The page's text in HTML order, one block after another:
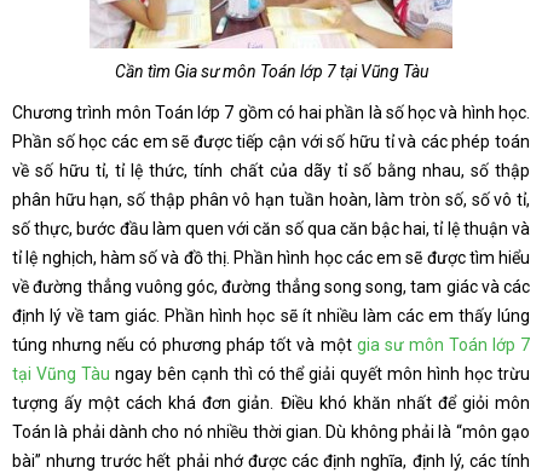
Cần tìm Gia sư môn Toán lớp 7 tại Vũng Tàu
Chương trình môn Toán lớp 7 gồm có hai phần là số học và hình học.
Phần số học các em sẽ được tiếp cận với số hữu tỉ và các phép toán
về số hữu tỉ, tỉ lệ thức, tính chất của dãy tỉ số bằng nhau, số thập
phân hữu hạn, số thập phân vô hạn tuần hoàn, làm tròn số, số vô tỉ,
số thực, bước đầu làm quen với căn số qua căn bậc hai, tỉ lệ thuận và
tỉ lệ nghịch, hàm số và đồ thị. Phần hình học các em sẽ được tìm hiểu
về đường thẳng vuông góc, đường thẳng song song, tam giác và các
định lý về tam giác. Phần hình học sẽ ít nhiều làm các em thấy lúng
túng nhưng nếu có phương pháp tốt và một gia sư môn Toán lớp 7
tại Vũng Tàu ngay bên cạnh thì có thể giải quyết môn hình học trừu
tượng ấy một cách khá đơn giản. Điều khó khăn nhất để giỏi môn
Toán là phải dành cho nó nhiều thời gian. Dù không phải là “môn gạo
bài” nhưng trước hết phải nhớ được các định nghĩa, định lý, các tính